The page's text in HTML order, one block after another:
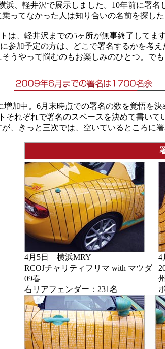
、軽井沢で展示しました。10年前に署
乗ってなかった人は知り合いの名前を探し
は、軽井沢までの5ヶ所が無事終了してま
参加予定の方は、どこで署名するかを考
うやって悩むのもお楽しみのひとつ。で
加中。6月末時点での署名の数を覚悟を
それぞれで署名のスペースを決めて書い
、きっと三次では、空いているところに
4月5日 横浜MRY
RCOJチャリティフリマ with マツダ
09春
右リアフェンダー：231名
4